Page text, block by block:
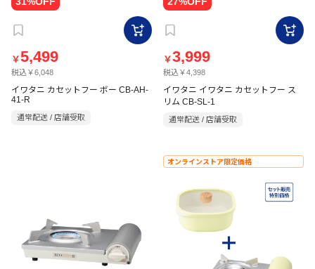
￥5,499
税込￥6,048
イワタニ カセットフー ボー CB-AH-
41-R
通常配送 / 店舗受取
￥3,999
税込￥4,398
イワタニ イワタニ カセットフー ス
リム CB-SL-1
通常配送 / 店舗受取
オンラインストア限定価格